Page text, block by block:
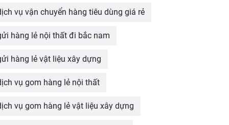
vụ vận chuyển hàng tiêu dùng giá rẻ
hàng lẻ nội thất đi bắc nam
hàng lẻ vật liệu xây dựng
vụ gom hàng lẻ nội thất
vụ gom hàng lẻ vật liệu xây dựng